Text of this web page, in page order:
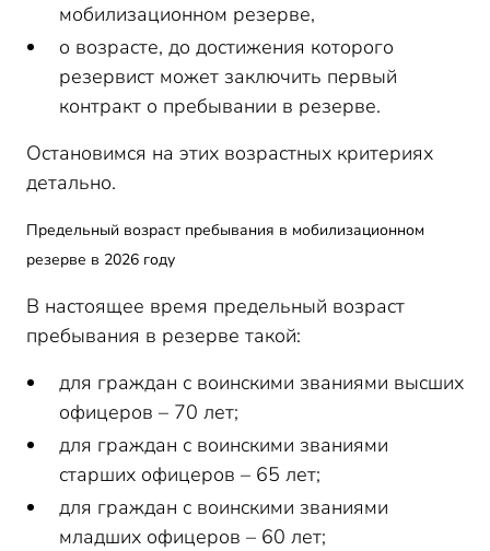
мобилизационном резерве,
о возрасте, до достижения которого
резервист может заключить первый
контракт о пребывании в резерве.
Остановимся на этих возрастных критериях
детально.
Предельный возраст пребывания в мобилизационном
резерве в 2026 году
В настоящее время предельный возраст
пребывания в резерве такой:
для граждан с воинскими званиями высших
офицеров – 70 лет;
для граждан с воинскими званиями
старших офицеров – 65 лет;
для граждан с воинскими званиями
младших офицеров – 60 лет;